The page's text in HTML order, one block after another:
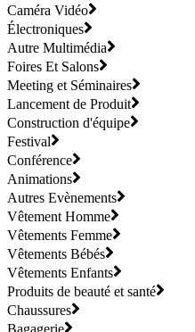
Caméra Vidéo
Électroniques
Autre Multimédia
Foires Et Salons
Meeting et Séminaires
Lancement de Produit
Construction d'équipe
Festival
Conférence
Animations
Autres Evènements
Vêtement Homme
Vêtements Femme
Vêtements Bébés
Vêtements Enfants
Produits de beauté et santé
Chaussures
Bagagerie